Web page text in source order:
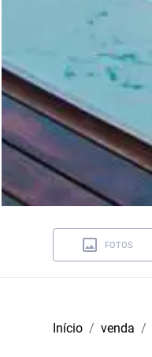
FOTOS
Início venda